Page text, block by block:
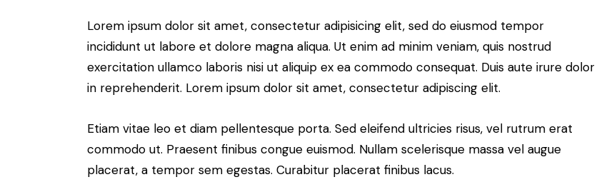
Lorem ipsum dolor sit amet, consectetur adipisicing elit, sed do eiusmod tempor
incididunt ut labore et dolore magna aliqua. Ut enim ad minim veniam, quis nostrud
exercitation ullamco laboris nisi ut aliquip ex ea commodo consequat. Duis aute irure dolor
in reprehenderit. Lorem ipsum dolor sit amet, consectetur adipiscing elit.
Etiam vitae leo et diam pellentesque porta. Sed eleifend ultricies risus, vel rutrum erat
commodo ut. Praesent finibus congue euismod. Nullam scelerisque massa vel augue
placerat, a tempor sem egestas. Curabitur placerat finibus lacus.